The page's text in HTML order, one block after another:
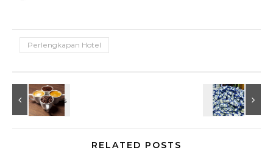
Perlengkapan Hotel
RELATED POSTS